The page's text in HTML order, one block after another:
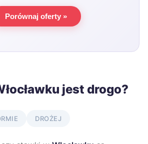
Porównaj oferty »
jest drogo?
DROŻEJ